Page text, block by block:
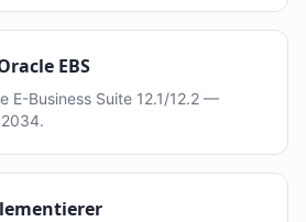
EBS
E-Business Suite 12.1/12.2 —